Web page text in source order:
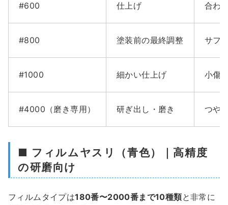
#600 仕上げ 合わ
#800 塗装前の最終調整 サフ
#1000 細かい仕上げ 小傷
#4000（磨き専用） 研ぎ出し・磨き つや
■ フィルムヤスリ（青色）｜高精度
の研磨向け
フィルムタイプは180番〜2000番まで10種類と非常に